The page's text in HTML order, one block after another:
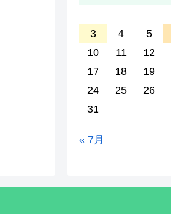
3
4 5
10
11 12
17
18 19
24
25 26
31
« 7月